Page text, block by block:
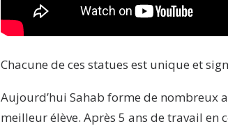
Chacune de ces statues est unique et
Aujourd’hui Sahab forme de nombreux
meilleur élève. Après 5 ans de travail